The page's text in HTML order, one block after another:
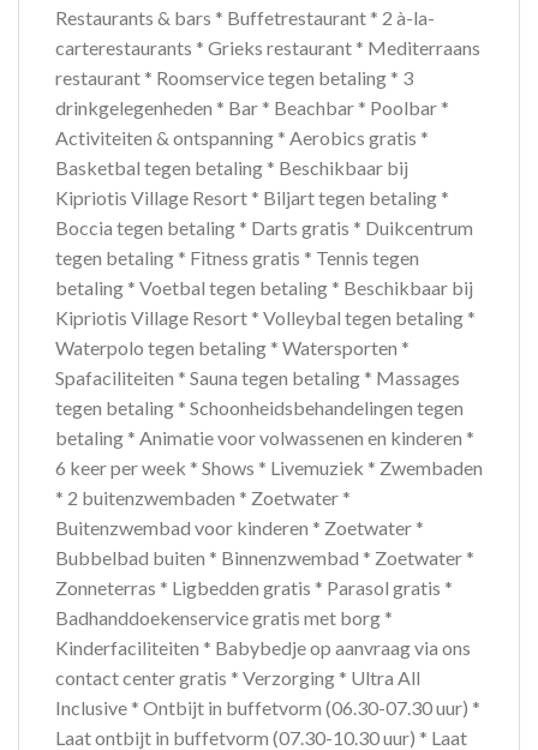
Restaurants & bars * Buffetrestaurant * 2 à-la-
carterestaurants * Grieks restaurant * Mediterraans
restaurant * Roomservice tegen betaling * 3
drinkgelegenheden * Bar * Beachbar * Poolbar *
Activiteiten & ontspanning * Aerobics gratis *
Basketbal tegen betaling * Beschikbaar bij
Kipriotis Village Resort * Biljart tegen betaling *
Boccia tegen betaling * Darts gratis * Duikcentrum
tegen betaling * Fitness gratis * Tennis tegen
betaling * Voetbal tegen betaling * Beschikbaar bij
Kipriotis Village Resort * Volleybal tegen betaling *
Waterpolo tegen betaling * Watersporten *
Spafaciliteiten * Sauna tegen betaling * Massages
tegen betaling * Schoonheidsbehandelingen tegen
betaling * Animatie voor volwassenen en kinderen *
6 keer per week * Shows * Livemuziek * Zwembaden
* 2 buitenzwembaden * Zoetwater *
Buitenzwembad voor kinderen * Zoetwater *
Bubbelbad buiten * Binnenzwembad * Zoetwater *
Zonneterras * Ligbedden gratis * Parasol gratis *
Badhanddoekenservice gratis met borg *
Kinderfaciliteiten * Babybedje op aanvraag via ons
contact center gratis * Verzorging * Ultra All
Inclusive * Ontbijt in buffetvorm (06.30-07.30 uur) *
Laat ontbijt in buffetvorm (07.30-10.30 uur) * Laat